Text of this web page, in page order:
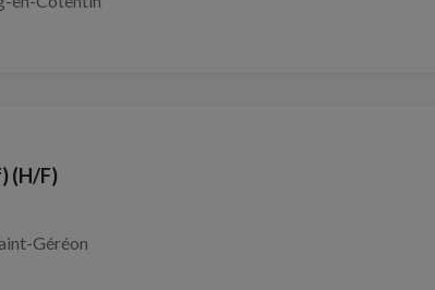
(H/F)
Géréon